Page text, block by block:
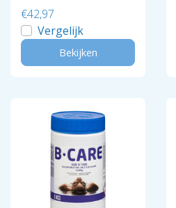
€42,97
Vergelijk
Bekijken